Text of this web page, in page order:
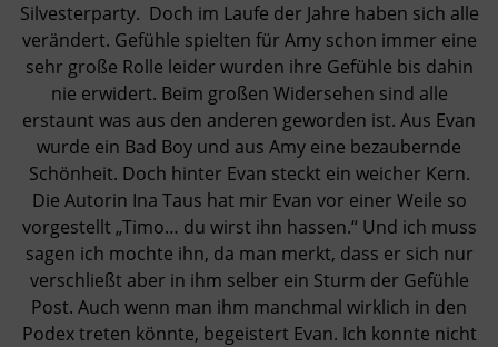
Silvesterparty. Doch im Laufe der Jahre haben sich alle
verändert. Gefühle spielten für Amy schon immer eine
sehr große Rolle leider wurden ihre Gefühle bis dahin
nie erwidert. Beim großen Widersehen sind alle
erstaunt was aus den anderen geworden ist. Aus Evan
wurde ein Bad Boy und aus Amy eine bezaubernde
Schönheit. Doch hinter Evan steckt ein weicher Kern.
Die Autorin Ina Taus hat mir Evan vor einer Weile so
vorgestellt „Timo… du wirst ihn hassen.“ Und ich muss
sagen ich mochte ihn, da man merkt, dass er sich nur
verschließt aber in ihm selber ein Sturm der Gefühle
Post. Auch wenn man ihm manchmal wirklich in den
Podex treten könnte, begeistert Evan. Ich konnte nicht